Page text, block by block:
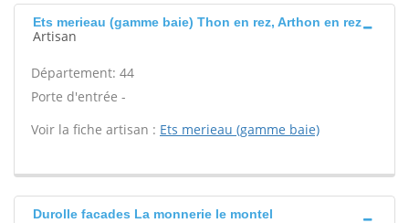
Ets merieau (gamme baie) Thon en rez, Arthon en rez
Artisan
Département: 44
Porte d'entrée -
Voir la fiche artisan : Ets merieau (gamme baie)
Durolle facades La monnerie le montel